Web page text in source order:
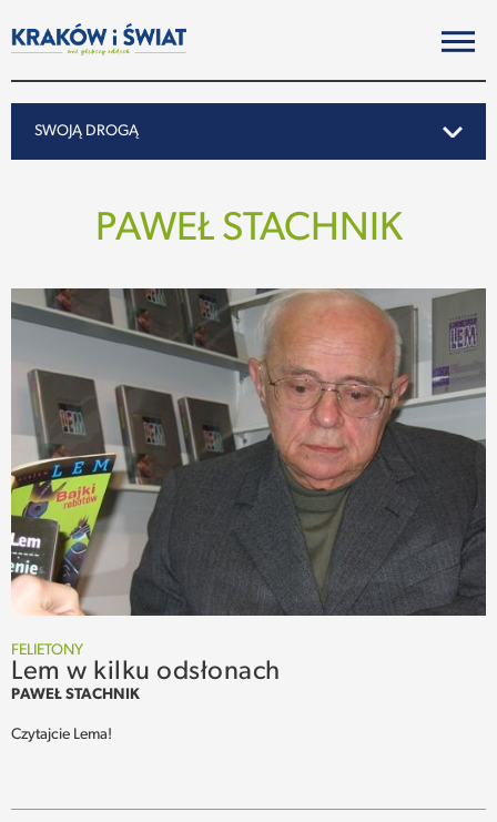
SWOJĄ DROGĄ
NOTY ZE ŚWIATA
MIASTO
SUBIEKTYWNIE
SPOTKANIE
WEHIKUŁ CZASU
REKOMENDACJE
PRZESTRZENIE
FELIETONY
PAWEŁ STACHNIK
FELIETONY
Lem w kilku odsłonach
PAWEŁ STACHNIK
Czytajcie Lema!